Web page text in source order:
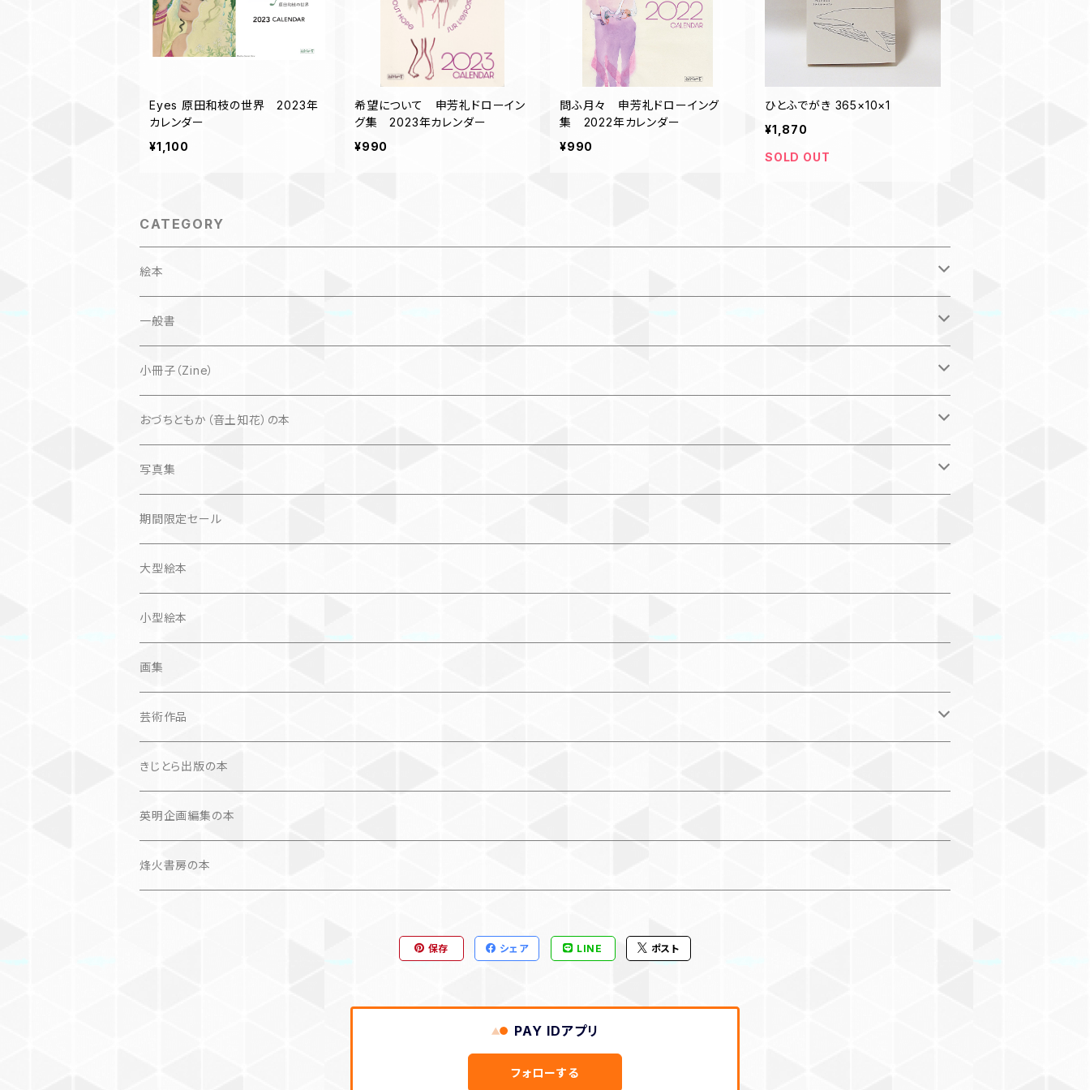
Eyes 原田和枝の世界 2023年
カレンダー
¥1,100
希望について 申芳礼ドローイン
グ集 2023年カレンダー
¥990
問ふ月々 申芳礼ドローイング
集 2022年カレンダー
¥990
ひとふでがき 365×10×1
¥1,870
SOLD OUT
CATEGORY
絵本
子ども
自然科学絵本
楽しいお話
大人にも
一般書
海外翻訳
文芸、小説
問題提起
国内
文芸、小説
詩歌
文学（論）
小冊子（Zine）
猫
おづちともか（音土知花）の本
ZINE
仏語対訳絵本
写真集
写真集
作品＋エッセイ
カレンダー
画集
カレンダー
期間限定セール
大型絵本
小型絵本
画集
芸術作品
画集
作品集＋エッセイ
カレンダー
写真集
作品集＋エッセイ
きじとら出版の本
英明企画編集の本
烽火書房の本
保存 シェア LINE ポスト
PAY IDアプリ
フォローする